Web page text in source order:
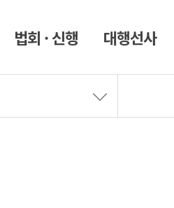
법회 · 신행 대행선사